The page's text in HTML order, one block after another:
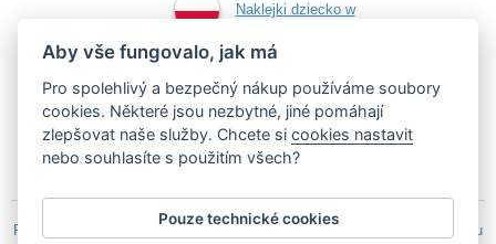
Naklejki dziecko w
aucie
Samolepky dítě v autě
Podle zákona o evidenci tržeb je prodávající povinen vystavit kupujícímu
Aby vše fungovalo, jak má
Pro spolehlivý a bezpečný nákup používáme soubory
cookies. Některé jsou nezbytné, jiné pomáhají
zlepšovat naše služby. Chcete sicookies nastavit
nebo souhlasíte s použitím všech?
Pouze technické cookies